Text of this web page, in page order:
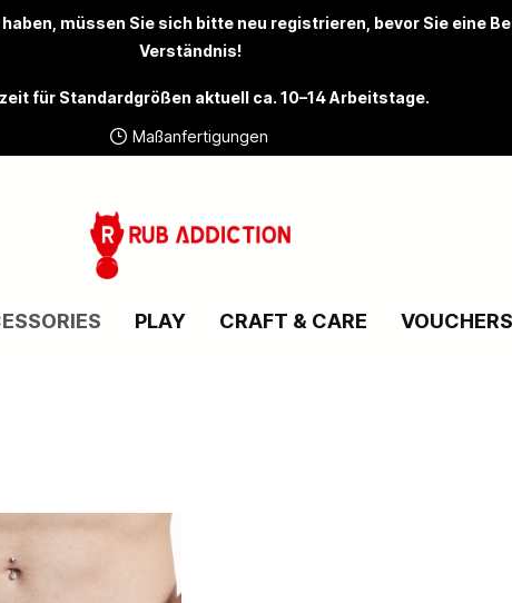
müssen Sie sich bitte neu registrieren , bevor Sie eine
Verständnis!
für Standardgrößen aktuell ca. 10–14 Arbeitstage.
Maßanfertigungen
PLAY CRAFT & CARE VOUCHERS